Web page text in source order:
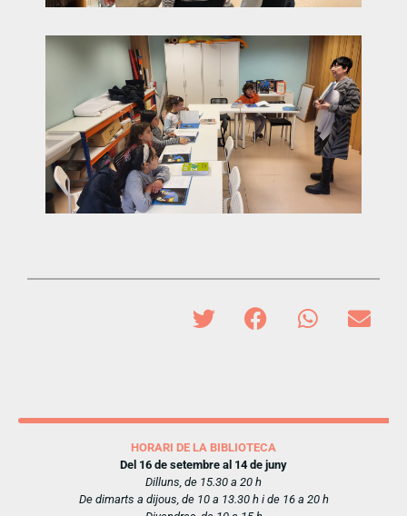
HORARI DE LA BIBLIOTECA
Del 16 de setembre al 14 de juny
Dilluns, de 15.30 a 20 h
De dimarts a dijous, de 10 a 13.30 h i de 16 a 20 h